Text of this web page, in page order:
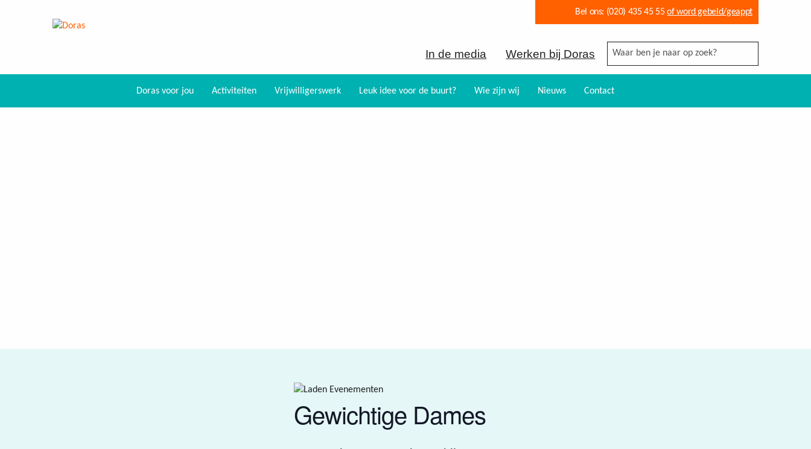
Bel ons: (020) 435 45 55 of word gebeld/geappt
In de media Werken bij Doras
Doras voor jou Activiteiten Vrijwilligerswerk Leuk idee voor de buurt? Wie zijn wij Nieuws Contact
Gewichtige Dames